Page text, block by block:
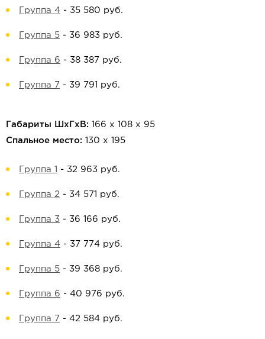
Группа 4 - 35 580 руб.
Группа 5 - 36 983 руб.
Группа 6 - 38 387 руб.
Группа 7 - 39 791 руб.
Габариты ШхГхВ: 166 х 108 х 95
Спальное место: 130 х 195
Группа 1 - 32 963 руб.
Группа 2 - 34 571 руб.
Группа 3 - 36 166 руб.
Группа 4 - 37 774 руб.
Группа 5 - 39 368 руб.
Группа 6 - 40 976 руб.
Группа 7 - 42 584 руб.